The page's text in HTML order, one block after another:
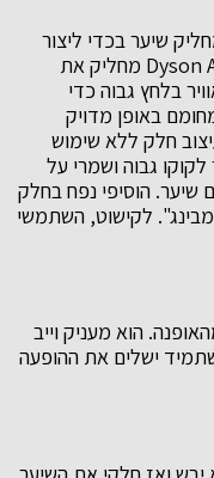
שיער בכדי ליצור
מראה שיער חלק. מחליק שיער Dyson Airstrait מחליק את
בלחץ גבוה כדי
באופן מדויק
חלק ללא שימוש
גבוה ושמרי על
הוסיפי נפח בחלק
לקישוט, השתמשי
הוא מעניק וייב
ישלים את ההופעה